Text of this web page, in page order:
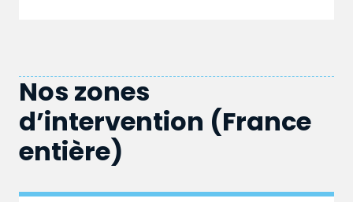
Nos zones
d’intervention (France
entière)